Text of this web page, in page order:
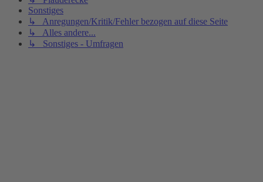
Sonstiges
↳ Anregungen/Kritik/Fehler bezogen auf diese Seite
↳ Alles andere...
↳ Sonstiges - Umfragen